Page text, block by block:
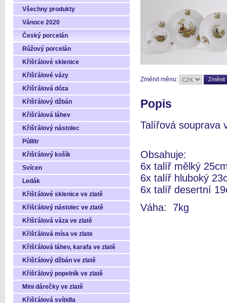
Všechny produkty
Vánoce 2020
Český porcelán
Růžový porcelán
Křišťálové sklenice
Křišťálové vázy
Křišťálová dóza
Křišťálový džbán
Křišťálová láhev
Křišťálový nástolec
Půllitr
Křišťálový košík
Svícen
Ledák
Křišťálové sklenice ve zlatě
Křišťálový nástolec ve zlatě
Křišťálová váza ve zlatě
Křišťálová mísa ve zlate
Křišťálová láhev, karafa ve zlatě
Křišťálový džbán ve zlatě
Křišťálový popelník ve zlatě
Mini dárečky ve zlatě
Křišťálová svítidla
Změnit měnu:
Popis
Talířová souprava
Obsahuje:
6x talíř mělký
6x talíř hluboký
6x talíř desertní
Váha: 7kg